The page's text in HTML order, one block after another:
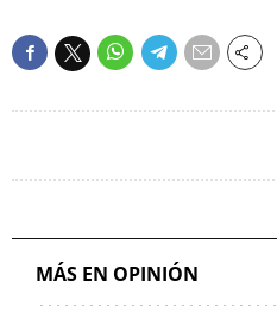
MÁS EN OPINIÓN